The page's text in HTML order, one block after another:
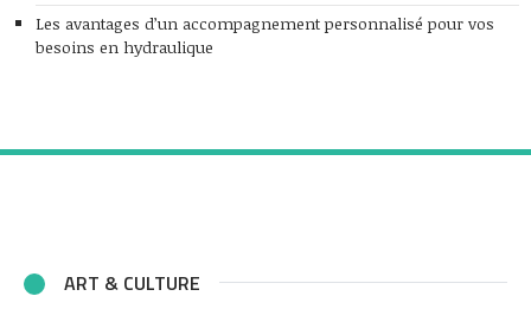
Les avantages d’un accompagnement personnalisé pour vos
besoins en hydraulique
ART & CULTURE